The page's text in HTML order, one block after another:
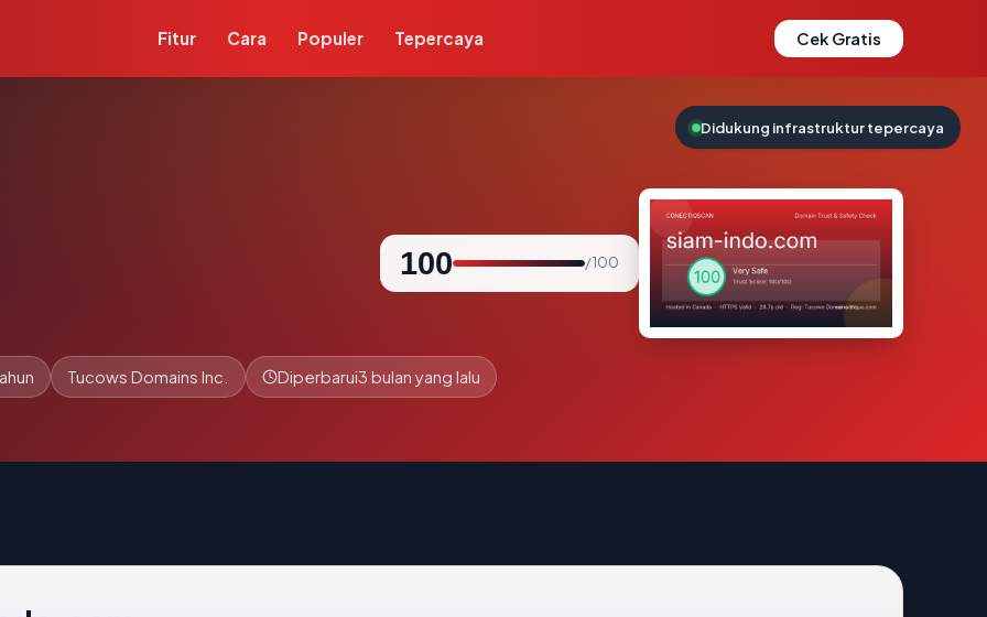
Fitur Cara Populer Tepercaya Cek Gratis
100 / 100
Tucows Domains Inc. Diperbarui3 bulan yang lalu
Didukung infrastruktur tepercaya